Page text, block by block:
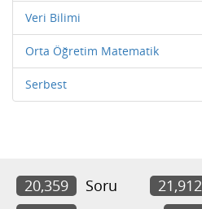
Veri Bilimi
Orta Öğretim Matematik
Serbest
20,359 Soru 21,912